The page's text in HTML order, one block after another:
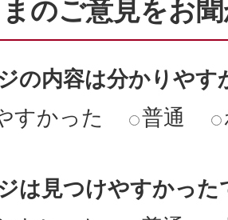
のご意見をお
の内容は分かりやす
すかった
普通
は見つけやすかった